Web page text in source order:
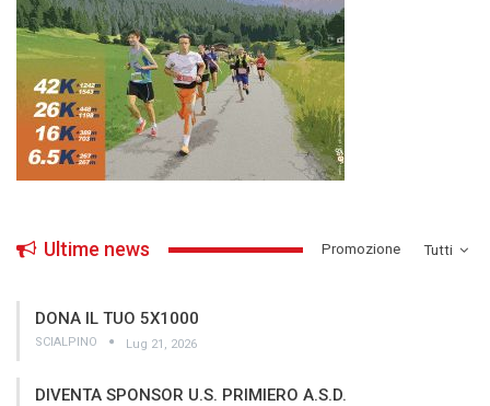
Tutti
Ultime news ­Promozione
DONA IL TUO 5X1000
SCIALPINO Lug 21, 2026
DIVENTA SPONSOR U.S. PRIMIERO A.S.D.